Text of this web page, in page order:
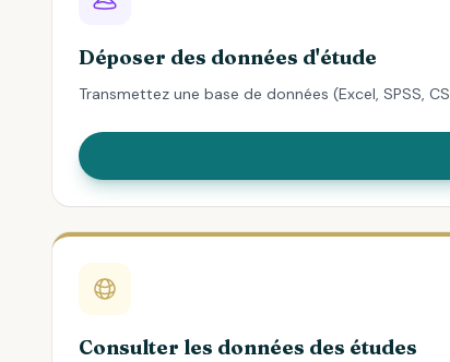
Déposer des données d'étude
Transmettez une base de données (Excel, SPSS,
Consulter les données des études